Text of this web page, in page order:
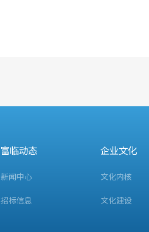
富临动态
新闻中心
招标信息
企业文化
文化内核
文化建设